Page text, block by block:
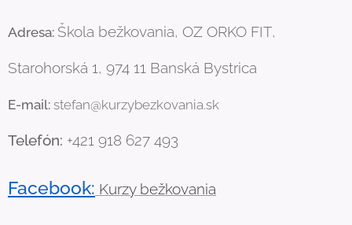
Adresa: Škola bežkovania, OZ ORKO FIT,
Starohorská 1, 974 11 Banská Bystrica
E-mail: stefan@kurzybezkovania.sk
Telefón: +421 918 627 493
Facebook: Kurzy bežkovania